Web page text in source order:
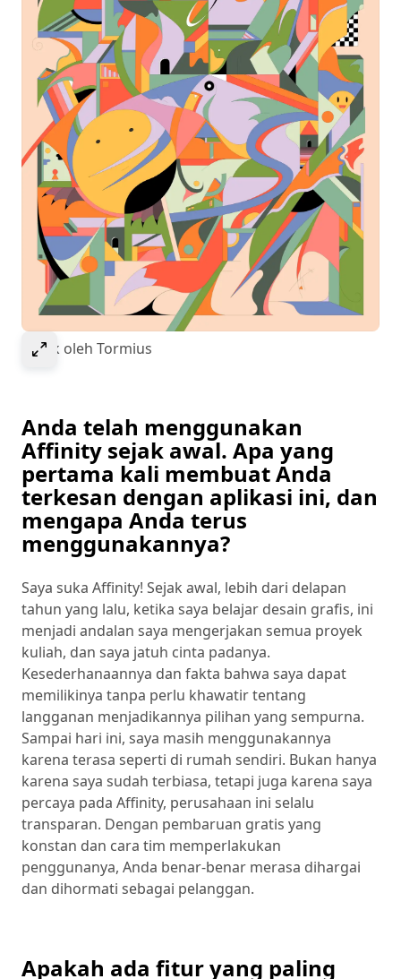
Select to expand image
Hawk oleh Tormius
Anda telah menggunakan
Affinity sejak awal. Apa yang
pertama kali membuat Anda
terkesan dengan aplikasi ini, dan
mengapa Anda terus
menggunakannya?
Saya suka Affinity! Sejak awal, lebih dari delapan
tahun yang lalu, ketika saya belajar desain grafis, ini
menjadi andalan saya mengerjakan semua proyek
kuliah, dan saya jatuh cinta padanya.
Kesederhanaannya dan fakta bahwa saya dapat
memilikinya tanpa perlu khawatir tentang
langganan menjadikannya pilihan yang sempurna.
Sampai hari ini, saya masih menggunakannya
karena terasa seperti di rumah sendiri. Bukan hanya
karena saya sudah terbiasa, tetapi juga karena saya
percaya pada Affinity, perusahaan ini selalu
transparan. Dengan pembaruan gratis yang
konstan dan cara tim memperlakukan
penggunanya, Anda benar-benar merasa dihargai
dan dihormati sebagai pelanggan.
Apakah ada fitur yang paling